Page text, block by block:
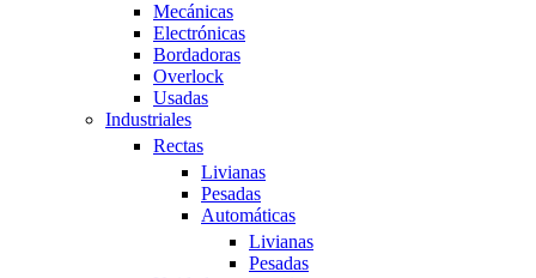
Mecánicas
Electrónicas
Bordadoras
Overlock
Usadas
Industriales
Rectas
Livianas
Pesadas
Automáticas
Livianas
Pesadas